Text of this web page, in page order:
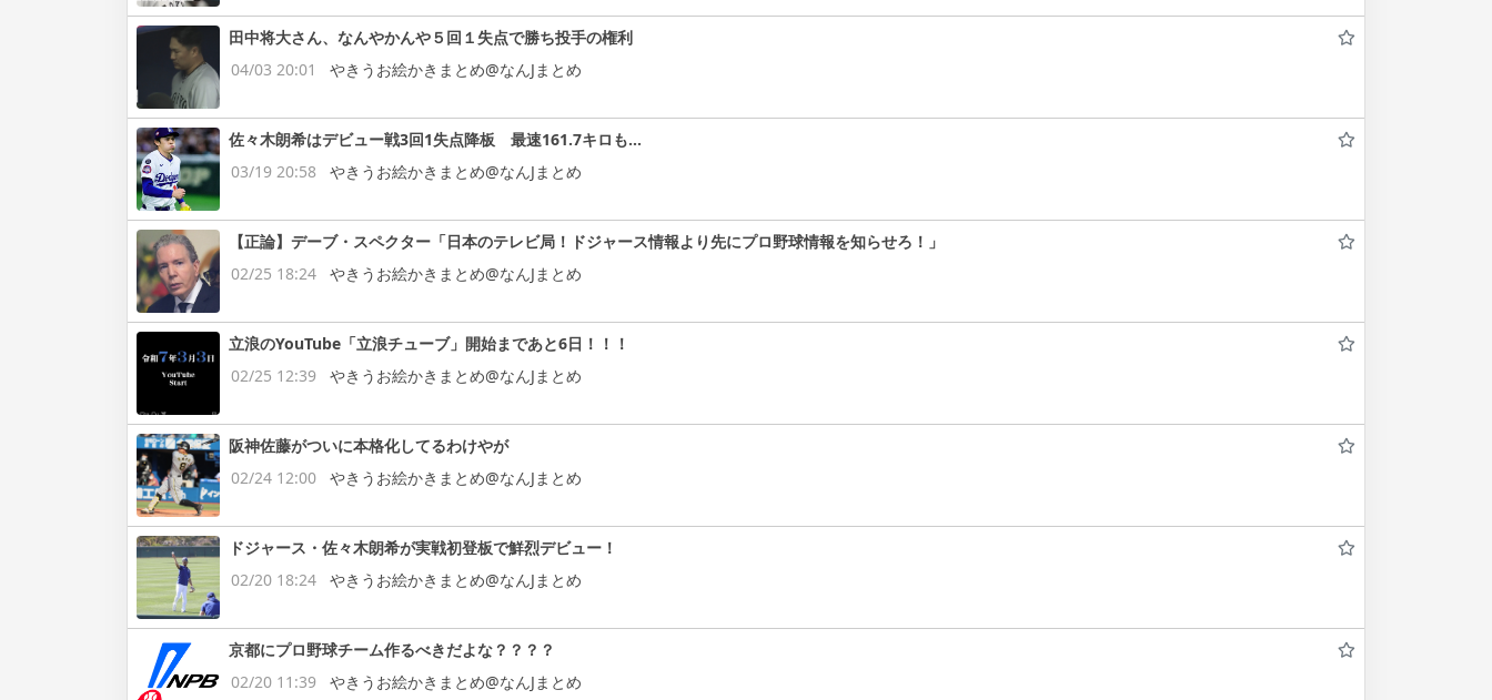
田中将大さん、なんやかんや５回１失点で勝ち投手の権利
04/03 20:01
やきうお絵かきまとめ@なんJまとめ
佐々木朗希はデビュー戦3回1失点降板 最速161.7キロも…
03/19 20:58
やきうお絵かきまとめ@なんJまとめ
【正論】デーブ・スペクター「日本のテレビ局！ドジャース情報より先にプロ野球情報を知らせろ！」
02/25 18:24
やきうお絵かきまとめ@なんJまとめ
立浪のYouTube「立浪チューブ」開始まであと6日！！！
02/25 12:39
やきうお絵かきまとめ@なんJまとめ
阪神佐藤がついに本格化してるわけやが
02/24 12:00
やきうお絵かきまとめ@なんJまとめ
ドジャース・佐々木朗希が実戦初登板で鮮烈デビュー！
02/20 18:24
やきうお絵かきまとめ@なんJまとめ
京都にプロ野球チーム作るべきだよな？？？？
02/20 11:39
やきうお絵かきまとめ@なんJまとめ